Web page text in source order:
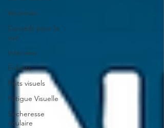
Vacances
Conseils pour la
vue
Interview
Enfants
Faits visuels
Fatigue Visuelle
Sécheresse
oculaire